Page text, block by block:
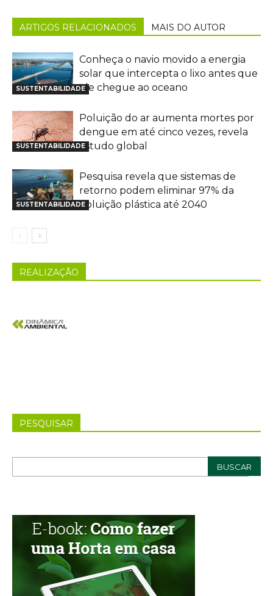
ARTIGOS RELACIONADOS MAIS DO AUTOR
SUSTENTABILIDADE
Conheça o navio movido a energia
solar que intercepta o lixo antes que
ele chegue ao oceano
SUSTENTABILIDADE
Poluição do ar aumenta mortes por
dengue em até cinco vezes, revela
estudo global
SUSTENTABILIDADE
Pesquisa revela que sistemas de
retorno podem eliminar 97% da
poluição plástica até 2040
REALIZAÇÃO
PESQUISAR